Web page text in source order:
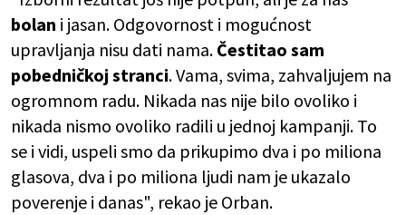
bolan i jasan. Odgovornost i mogućnost
upravljanja nisu dati nama. Čestitao sam
pobedničkoj stranci. Vama, svima, zahvaljujem na
ogromnom radu. Nikada nas nije bilo ovoliko i
nikada nismo ovoliko radili u jednoj kampanji. To
se i vidi, uspeli smo da prikupimo dva i po miliona
glasova, dva i po miliona ljudi nam je ukazalo
poverenje i danas", rekao je Orban.